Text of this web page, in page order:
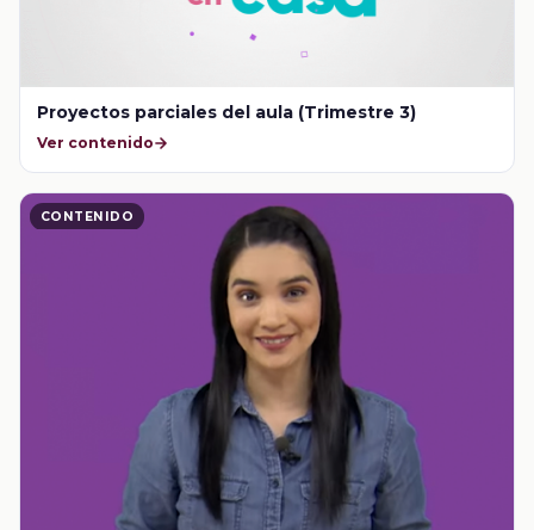
Proyectos parciales del aula (Trimestre 3)
Ver contenido
CONTENIDO